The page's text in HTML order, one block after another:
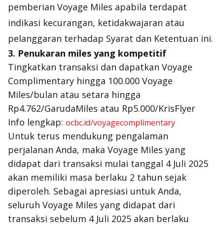
pemberian Voyage Miles apabila terdapat
indikasi kecurangan, ketidakwajaran atau
pelanggaran terhadap Syarat dan Ketentuan ini.
3. Penukaran miles yang kompetitif
Tingkatkan transaksi dan dapatkan Voyage
Complimentary hingga 100.000 Voyage
Miles/bulan atau setara hingga
Rp4.762/GarudaMiles atau Rp5.000/KrisFlyer
Info lengkap: ocbc.id/voyagecomplimentary
Untuk terus mendukung pengalaman
perjalanan Anda, maka Voyage Miles yang
didapat dari transaksi mulai tanggal 4 Juli 2025
akan memiliki masa berlaku 2 tahun sejak
diperoleh. Sebagai apresiasi untuk Anda,
seluruh Voyage Miles yang didapat dari
transaksi sebelum 4 Juli 2025 akan berlaku